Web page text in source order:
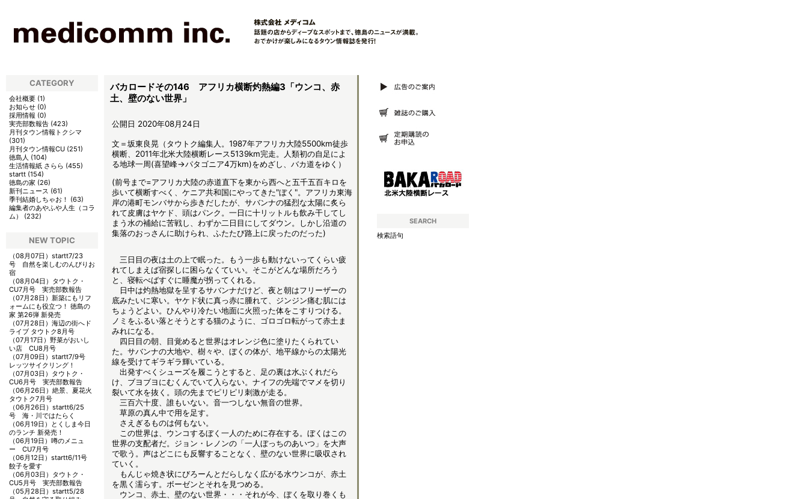
バカロードその146 アフリカ横断灼熱編3「ウンコ、赤
土、壁のない世界」
公開日 2020年08月24日
文＝坂東良晃（タウトク編集人。1987年アフリカ大陸5500km徒歩
横断、2011年北米大陸横断レース5139km完走。人類初の自足によ
る地球一周(喜望峰→パタゴニア4万km)をめざし、バカ道をゆく）
(前号まで=アフリカ大陸の赤道直下を東から西へと五千五百キロを
歩いて横断すべく、ケニア共和国にやってきた"ぼく"。アフリカ東海
岸の港町モンバサから歩きだしたが、サバンナの猛烈な太陽に炙ら
れて皮膚はヤケド、頭はパンク。一日に十リットルも飲み干してし
まう水の補給に苦戦し、わずか二日目にしてダウン。しかし沿道の
集落のおっさんに助けられ、ふたたび路上に戻ったのだった)
三日目の夜は土の上で眠った。もう一歩も動けないってくらい疲
れてしまえば宿探しに困らなくていい。そこがどんな場所だろう
と、寝転べばすぐに睡魔が拐ってくれる。
日中は灼熱地獄を呈するサバンナだけど、夜と朝はフリーザーの
底みたいに寒い。ヤケド状に真っ赤に腫れて、ジンジン痛む肌には
ちょうどよい。ひんやり冷たい地面に火照った体をこすりつける。
ノミをふるい落とそうとする猫のように、ゴロゴロ転がって赤土ま
みれになる。
四日目の朝、目覚めると世界はオレンジ色に塗りたくられてい
た。サバンナの大地や、樹々や、ぼくの体が、地平線からの太陽光
線を受けてギラギラ輝いている。
出発すべくシューズを履こうとすると、足の裏は水ぶくれだら
け、ブヨブヨにむくんでいて入らない。ナイフの先端でマメを切り
裂いて水を抜く。頭の先までピリピリ刺激が走る。
三百六十度、誰もいない。音一つしない無音の世界。
草原の真ん中で用を足す。
さえぎるものは何もない。
この世界は、ウンコするぼく一人のために存在する。ぼくはこの
世界の支配者だ。ジョン・レノンの「一人ぼっちのあいつ」を大声
で歌う。声はどこにも反響することなく、壁のない世界に吸収され
ていく。
もんじゃ焼き状にびろーんとだらしなく広がる水ウンコが、赤土
を黒く濡らす。ボーゼンとそれを見つめる。
ウンコ、赤土、壁のない世界・・・それが今、ぼくを取り巻くも
CATEGORY
会社概要 (1)
お知らせ (0)
採用情報 (0)
実売部数報告 (423)
月刊タウン情報トクシマ
(301)
月刊タウン情報CU (251)
徳島人 (104)
生活情報紙 さらら (455)
startt (154)
徳島の家 (26)
新刊ニュース (61)
季刊結婚しちゃお！
(63)
編集者のあやふや人生（コラ
ム）
(232)
NEW TOPIC
（08月07日） startt7/23
号 自然を楽しむのんびりお
宿
（08月04日） タウトク・
CU7月号 実売部数報告
（07月28日） 新築にもリフ
ォームにも役立つ！ 徳島の
家 第26弾 新発売
（07月28日） 海辺の街へド
ライブ タウトク8月号
（07月17日） 野菜がおいし
い店 CU8月号
（07月09日） startt7/9号
レッツサイクリング！
（07月03日） タウトク・
CU6月号 実売部数報告
（06月26日） 絶景、夏花火
タウトク7月号
（06月26日） startt6/25
号 海・川ではたらく
（06月19日）
とくしま今日
のランチ 新発売！
（06月19日） 噂のメニュ
ー CU7月号
（06月12日） startt6/11号
餃子を愛す
（06月03日） タウトク・
CU5月号 実売部数報告
（05月28日） startt5/28
SEARCH
検索語句